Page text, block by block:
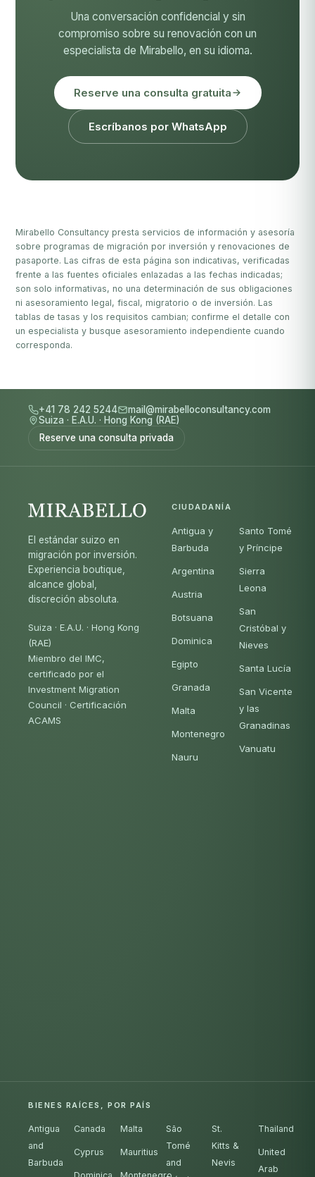
Una conversación confidencial y sin
compromiso sobre su renovación con un
especialista de Mirabello, en su idioma.
Reserve una consulta gratuita
Escríbanos por WhatsApp
Mirabello Consultancy presta servicios de información y asesoría
sobre programas de migración por inversión y renovaciones de
pasaporte. Las cifras de esta página son indicativas, verificadas
frente a las fuentes oficiales enlazadas a las fechas indicadas;
son solo informativas, no una determinación de sus obligaciones
ni asesoramiento legal, fiscal, migratorio o de inversión. Las
tablas de tasas y los requisitos cambian; confirme el detalle con
un especialista y busque asesoramiento independiente cuando
corresponda.
+41 78 242 5244
mail@mirabelloconsultancy.com
Suiza · E.A.U. · Hong Kong (RAE)
Reserve una consulta privada
El estándar suizo en
migración por inversión.
Experiencia boutique,
alcance global,
discreción absoluta.
Suiza · E.A.U. · Hong Kong
(RAE)
Miembro del IMC,
certificado por el
Investment Migration
Council · Certificación
ACAMS
CIUDADANÍA
Antigua y
Barbuda
Argentina
Austria
Botsuana
Dominica
Egipto
Granada
Malta
Montenegro
Nauru
Santo Tomé
y Príncipe
Sierra
Leona
San
Cristóbal y
Nieves
Santa Lucía
San Vicente
y las
Granadinas
Vanuatu
BIENES RAÍCES, POR PAÍS
Antigua
and
Barbuda
Canada
Cyprus
Malta
Mauritius
São
Tomé
and
St.
Kitts &
Nevis
Thailand
United
Arab